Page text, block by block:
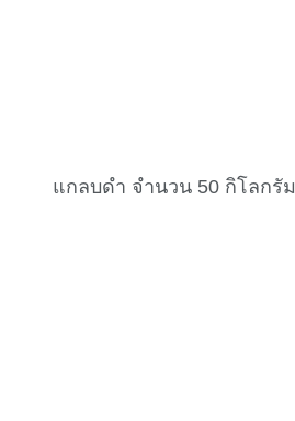
แกลบดำ จำนวน 50 กิโลกรัม